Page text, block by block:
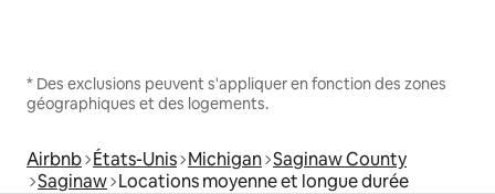
* Des exclusions peuvent s'appliquer en fonction des zones
géographiques et des logements.
Airbnb États-Unis Michigan Saginaw County
Saginaw Locations moyenne et longue durée